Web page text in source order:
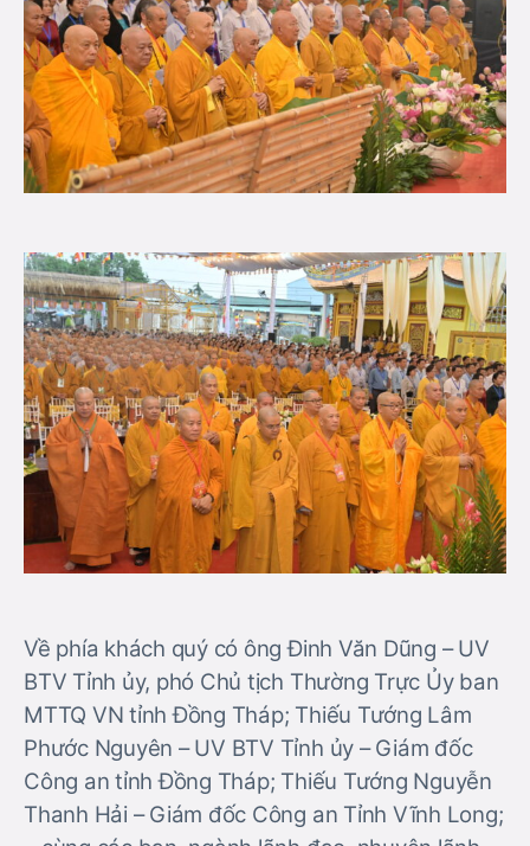
Về phía khách quý có ông Đinh Văn Dũng – UV
BTV Tỉnh ủy, phó Chủ tịch Thường Trực Ủy ban
MTTQ VN tỉnh Đồng Tháp; Thiếu Tướng Lâm
Phước Nguyên – UV BTV Tỉnh ủy – Giám đốc
Công an tỉnh Đồng Tháp; Thiếu Tướng Nguyễn
Thanh Hải – Giám đốc Công an Tỉnh Vĩnh Long;